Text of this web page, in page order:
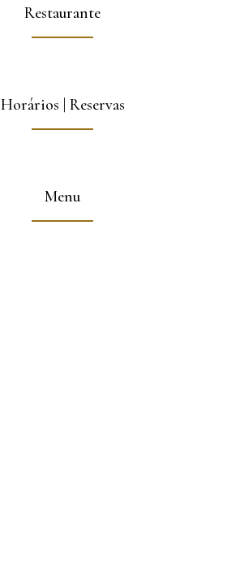
Restaurante
Horários | Reservas
Menu